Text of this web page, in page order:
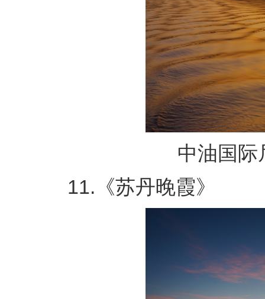
中油国际
11.《苏丹晚霞》